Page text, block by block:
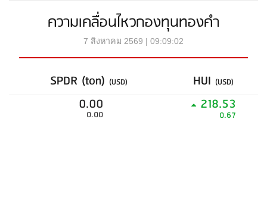
ความเคลื่อนไหวกองทุนทองคำ
7 สิงหาคม 2569 | 09:09:02
SPDR (ton) (USD) HUI (USD)
0.00
0.00
218.53
0.67